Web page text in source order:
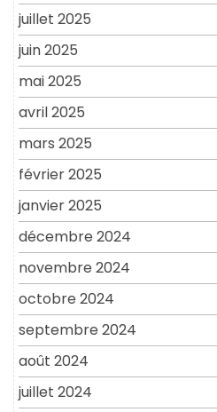
juillet 2025
juin 2025
mai 2025
avril 2025
mars 2025
février 2025
janvier 2025
décembre 2024
novembre 2024
octobre 2024
septembre 2024
août 2024
juillet 2024